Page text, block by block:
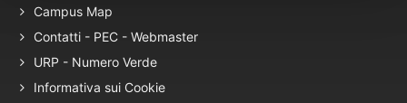
Campus Map
Contatti - PEC - Webmaster
URP - Numero Verde
Informativa sui Cookie